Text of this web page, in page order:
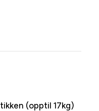
(opptil 17kg)